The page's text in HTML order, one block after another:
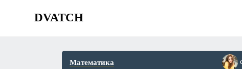
DVATCH
Математика